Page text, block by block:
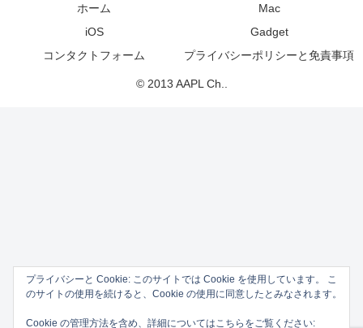
ホーム
Mac
iOS
Gadget
コンタクトフォーム
プライバシーポリシーと免責事項
© 2013 AAPL Ch..
プライバシーと Cookie: このサイトでは Cookie を使用しています。 こ
のサイトの使用を続けると、Cookie の使用に同意したとみなされます。
Cookie の管理方法を含め、詳細についてはこちらをご覧ください: